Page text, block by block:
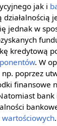
jak i
jednak w
kredytową
. W
poprzez
finansowe
.